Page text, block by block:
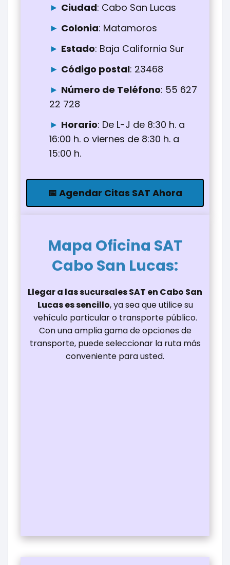
Ciudad: Cabo San Lucas
Colonia: Matamoros
Estado: Baja California Sur
Código postal: 23468
Número de Teléfono: 55 627
22 728
Horario: De L-J de 8:30 h. a
16:00 h. o viernes de 8:30 h. a
15:00 h.
📅 Agendar Citas SAT Ahora
Mapa Oficina SAT
Cabo San Lucas:
Llegar a las sucursales SAT en Cabo San
Lucas es sencillo, ya sea que utilice su
vehículo particular o transporte público.
Con una amplia gama de opciones de
transporte, puede seleccionar la ruta más
conveniente para usted.